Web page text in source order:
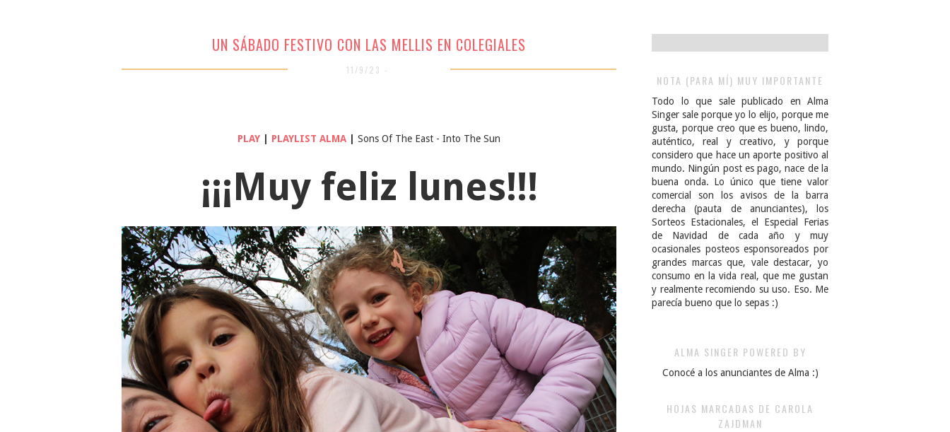
UN SÁBADO FESTIVO CON LAS MELLIS EN COLEGIALES
11/9/23 -
PLAY PLAYLIST ALMA Sons Of The East - Into The Sun
¡¡¡Muy feliz lunes!!!
NOTA (PARA MÍ) MUY IMPORTANTE
Todo lo que sale publicado en Alma
Singer sale porque yo lo elijo, porque me
gusta, porque creo que es bueno, lindo,
auténtico, real y creativo, y porque
considero que hace un aporte positivo al
mundo. Ningún post es pago, nace de la
buena onda. Lo único que tiene valor
comercial son los avisos de la barra
derecha (pauta de anunciantes), los
Sorteos Estacionales, el Especial Ferias
de Navidad de cada año y muy
ocasionales posteos esponsoreados por
grandes marcas que, vale destacar, yo
consumo en la vida real, que me gustan
y realmente recomiendo su uso. Eso. Me
parecía bueno que lo sepas :)
ALMA SINGER POWERED BY
Conocé a los anunciantes de Alma :)
HOJAS MARCADAS DE CAROLA
ZAJDMAN